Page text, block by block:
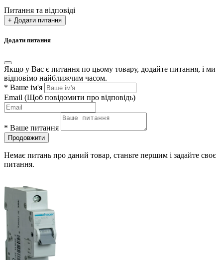
Питання та відповіді
+ Додати питання
Додати питання
Якщо у Вас є питання по цьому товару, додайте питання, і ми
відповімо найближчим часом.
* Ваше ім'я
Email (Щоб повідомити про відповідь)
* Ваше питання
Продовжити
Немає питань про даний товар, станьте першим і задайте своє
питання.